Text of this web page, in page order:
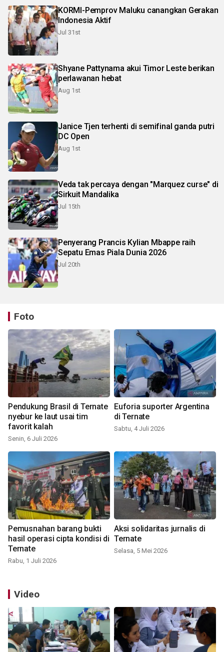
KORMI-Pemprov Maluku canangkan Gerakan
Indonesia Aktif
Jul 31st
Shyane Pattynama akui Timor Leste berikan
perlawanan hebat
Aug 1st
Janice Tjen terhenti di semifinal ganda putri
DC Open
Aug 1st
Veda tak percaya dengan "Marquez curse" di
Sirkuit Mandalika
Jul 15th
Penyerang Prancis Kylian Mbappe raih
Sepatu Emas Piala Dunia 2026
Jul 20th
Foto
Pendukung Brasil di Ternate
nyebur ke laut usai tim
favorit kalah
Senin, 6 Juli 2026
Euforia suporter Argentina
di Ternate
Sabtu, 4 Juli 2026
Pemusnahan barang bukti
hasil operasi cipta kondisi di
Ternate
Rabu, 1 Juli 2026
Aksi solidaritas jurnalis di
Ternate
Selasa, 5 Mei 2026
Video